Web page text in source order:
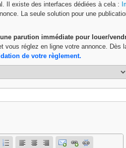
Il existe des interfaces dédiées à cela :
La seule solution pour une
parution immédiate pour louer/
réglez en ligne votre annonce. Dès
de votre règlement.